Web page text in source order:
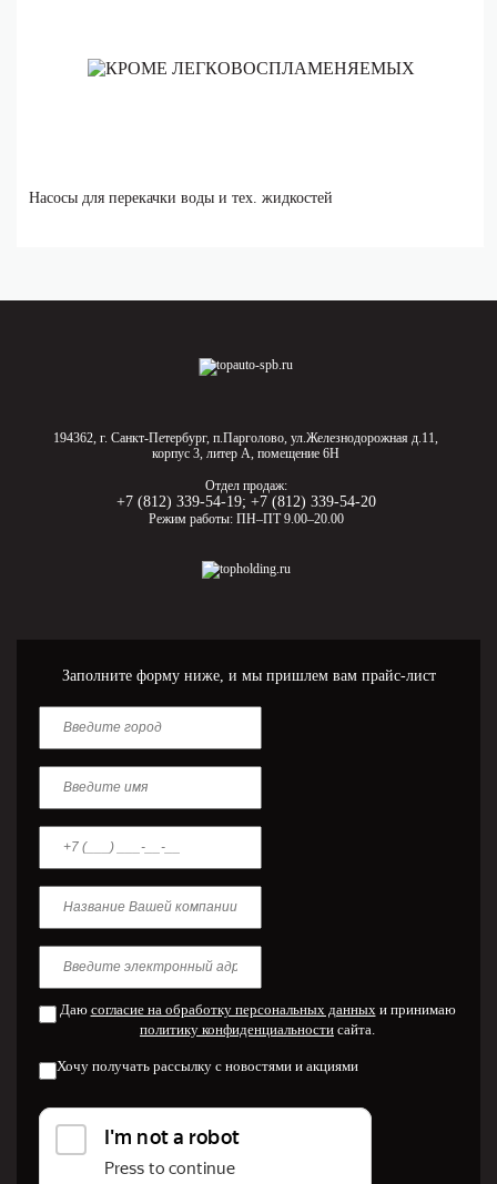
Насосы для перекачки воды и тех. жидкостей
194362, г. Санкт-Петербург, п.Парголово, ул.Железнодорожная д.11,
корпус 3, литер А, помещение 6Н
Отдел продаж:
+7 (812) 339-54-19; +7 (812) 339-54-20
Режим работы: ПН–ПТ 9.00–20.00
Заполните форму ниже, и мы пришлем вам прайс-лист
Даю согласие на обработку персональных данных и принимаю
политику конфиденциальности сайта.
Хочу получать рассылку с новостями и акциями